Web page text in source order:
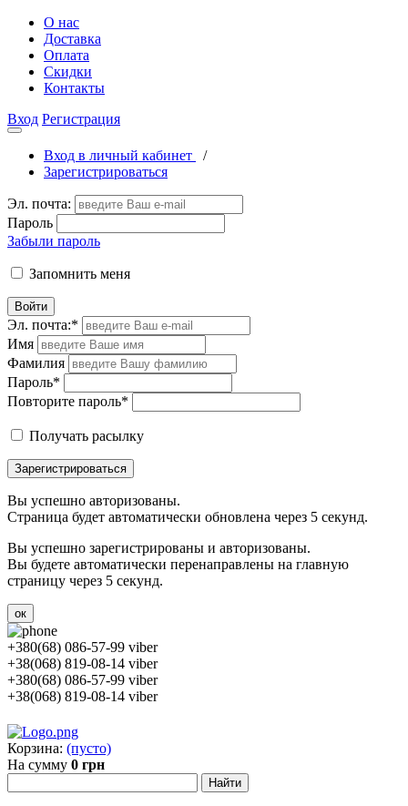
О нас
Доставка
Оплата
Скидки
Контакты
Вход Регистрация
Вход в личный кабинет
/
Зарегистрироваться
Эл. почта:
Пароль
Забыли пароль
Запомнить меня
Войти
Эл. почта:*
Имя
Фамилия
Пароль*
Повторите пароль*
Получать расылку
Зарегистрироваться
Вы успешно авторизованы.
Страница будет автоматически обновлена через 5 секунд.
Вы успешно зарегистрированы и авторизованы.
Вы будете автоматически перенаправлены на главную
страницу через 5 секунд.
ок
+380(68) 086-57-99 viber
+38(068) 819-08-14 viber
+380(68) 086-57-99 viber
+38(068) 819-08-14 viber
Корзина: (пусто)
На сумму 0 грн